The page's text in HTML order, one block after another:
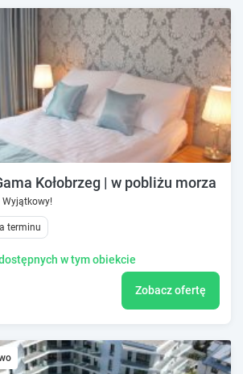
Kołobrzeg | w pobliżu morza
Wyjątkowy!
terminu
w tym obiekcie
Zobacz ofertę